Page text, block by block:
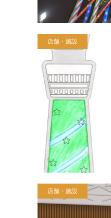
店舗・施設
店舗・施設